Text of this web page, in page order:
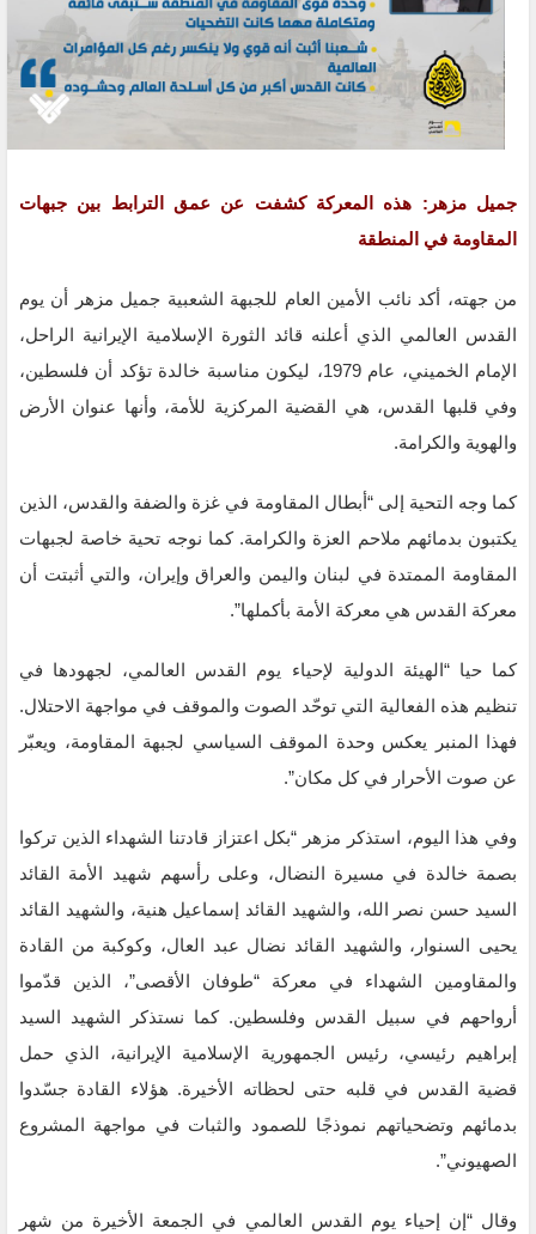
جميل مزهر: هذه المعركة كشفت عن عمق الترابط بين جبهات
المقاومة في المنطقة
من جهته، أكد نائب الأمين العام للجبهة الشعبية جميل مزهر أن يوم
القدس العالمي الذي أعلنه قائد الثورة الإسلامية الإيرانية الراحل،
الإمام الخميني، عام 1979، ليكون مناسبة خالدة تؤكد أن فلسطين،
وفي قلبها القدس، هي القضية المركزية للأمة، وأنها عنوان الأرض
والهوية والكرامة.
كما وجه التحية إلى “أبطال المقاومة في غزة والضفة والقدس، الذين
يكتبون بدمائهم ملاحم العزة والكرامة. كما نوجه تحية خاصة لجبهات
المقاومة الممتدة في لبنان واليمن والعراق وإيران، والتي أثبتت أن
معركة القدس هي معركة الأمة بأكملها”.
كما حيا “الهيئة الدولية لإحياء يوم القدس العالمي، لجهودها في
تنظيم هذه الفعالية التي توحّد الصوت والموقف في مواجهة الاحتلال.
فهذا المنبر يعكس وحدة الموقف السياسي لجبهة المقاومة، ويعبّر
عن صوت الأحرار في كل مكان”.
وفي هذا اليوم، استذكر مزهر “بكل اعتزاز قادتنا الشهداء الذين تركوا
بصمة خالدة في مسيرة النضال، وعلى رأسهم شهيد الأمة القائد
السيد حسن نصر الله، والشهيد القائد إسماعيل هنية، والشهيد القائد
يحيى السنوار، والشهيد القائد نضال عبد العال، وكوكبة من القادة
والمقاومين الشهداء في معركة “طوفان الأقصى”، الذين قدّموا
أرواحهم في سبيل القدس وفلسطين. كما نستذكر الشهيد السيد
إبراهيم رئيسي، رئيس الجمهورية الإسلامية الإيرانية، الذي حمل
قضية القدس في قلبه حتى لحظاته الأخيرة. هؤلاء القادة جسّدوا
بدمائهم وتضحياتهم نموذجًا للصمود والثبات في مواجهة المشروع
الصهيوني”.
وقال “إن إحياء يوم القدس العالمي في الجمعة الأخيرة من شهر